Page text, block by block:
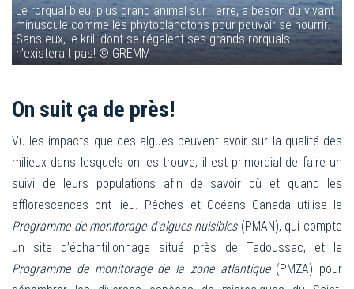
Le rorqual bleu, plus grand animal sur Terre, a besoin du vivant
minuscule comme les phytoplanctons pour pouvoir se nourrir.
Sans eux, le krill dont se régalent ses grands rorquals
n’existerait pas! © GREMM
On suit ça de près!
Vu les impacts que ces algues peuvent avoir sur la qualité des
milieux dans lesquels on les trouve, il est primordial de faire un
suivi de leurs populations afin de savoir où et quand les
efflorescences ont lieu. Pêches et Océans Canada utilise le
Programme de monitorage d’algues nuisibles(PMAN), qui compte
un site d’échantillonnage situé près de Tadoussac, et le
Programme de monitorage de la zone atlantique(PMZA) pour